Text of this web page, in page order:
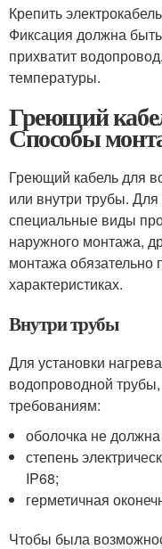
Крепить
Фиксация должна
прихватит
температуры.
Греющий
Способы
Греющий кабель для
или внутри трубы.
специальные виды
наружного монтажа,
монтажа обязательно
характеристиках.
Внутри трубы
Для установки
водопроводной
требованиям:
оболочка не
степень
IP68;
герметичная
Чтобы была